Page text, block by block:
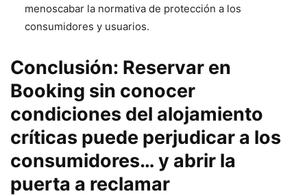
menoscabar la normativa de protección a los
consumidores y usuarios.
Conclusión: Reservar en
Booking sin conocer
condiciones del alojamiento
críticas puede perjudicar a los
consumidores… y abrir la
puerta a reclamar